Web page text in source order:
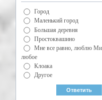
Город
Маленький город
Большая деревня
Простоквашино
Мне все равно, люблю
любое
Клоака
Другое